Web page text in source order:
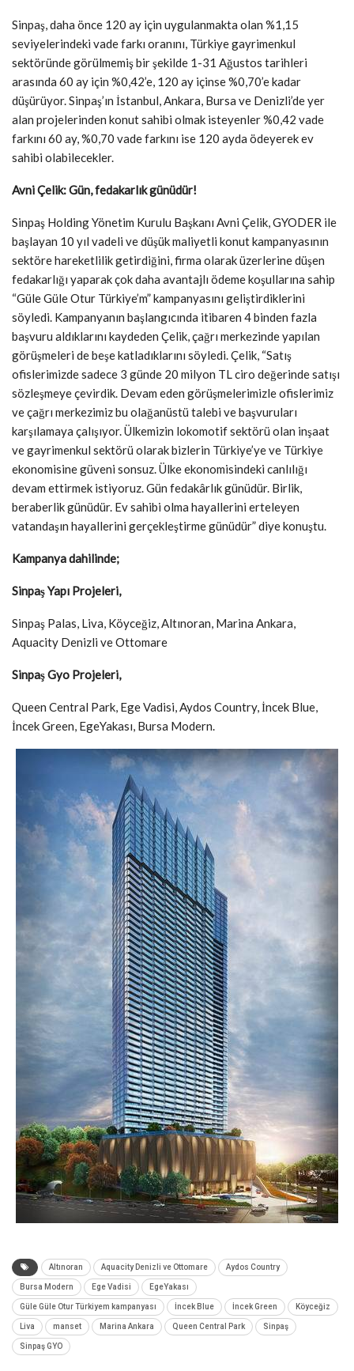
Sinpaş, daha önce 120 ay için uygulanmakta olan %1,15
seviyelerindeki vade farkı oranını, Türkiye gayrimenkul
sektöründe görülmemiş bir şekilde 1-31 Ağustos tarihleri
arasında 60 ay için %0,42’e, 120 ay içinse %0,70’e kadar
düşürüyor. Sinpaş’ın İstanbul, Ankara, Bursa ve Denizli’de yer
alan projelerinden konut sahibi olmak isteyenler %0,42 vade
farkını 60 ay, %0,70 vade farkını ise 120 ayda ödeyerek ev
sahibi olabilecekler.
Avni Çelik: Gün, fedakarlık günüdür!
Sinpaş Holding Yönetim Kurulu Başkanı Avni Çelik, GYODER ile
başlayan 10 yıl vadeli ve düşük maliyetli konut kampanyasının
sektöre hareketlilik getirdiğini, firma olarak üzerlerine düşen
fedakarlığı yaparak çok daha avantajlı ödeme koşullarına sahip
“Güle Güle Otur Türkiye’m” kampanyasını geliştirdiklerini
söyledi. Kampanyanın başlangıcında itibaren 4 binden fazla
başvuru aldıklarını kaydeden Çelik, çağrı merkezinde yapılan
görüşmeleri de beşe katladıklarını söyledi. Çelik, “Satış
ofislerimizde sadece 3 günde 20 milyon TL ciro değerinde satışı
sözleşmeye çevirdik. Devam eden görüşmelerimizle ofislerimiz
ve çağrı merkezimiz bu olağanüstü talebi ve başvuruları
karşılamaya çalışıyor. Ülkemizin lokomotif sektörü olan inşaat
ve gayrimenkul sektörü olarak bizlerin Türkiye’ye ve Türkiye
ekonomisine güveni sonsuz. Ülke ekonomisindeki canlılığı
devam ettirmek istiyoruz. Gün fedakârlık günüdür. Birlik,
beraberlik günüdür. Ev sahibi olma hayallerini erteleyen
vatandaşın hayallerini gerçekleştirme günüdür” diye konuştu.
Kampanya dahilinde;
Sinpaş Yapı Projeleri,
Sinpaş Palas, Liva, Köyceğiz, Altınoran, Marina Ankara,
Aquacity Denizli ve Ottomare
Sinpaş Gyo Projeleri,
Queen Central Park, Ege Vadisi, Aydos Country, İncek Blue,
İncek Green, EgeYakası, Bursa Modern.
Altınoran Aquacity Denizli ve Ottomare Aydos Country
Bursa Modern Ege Vadisi EgeYakası
Güle Güle Otur Türkiyem kampanyası İncek Blue İncek Green Köyceğiz
Liva manset Marina Ankara Queen Central Park Sinpaş
Sinpaş GYO